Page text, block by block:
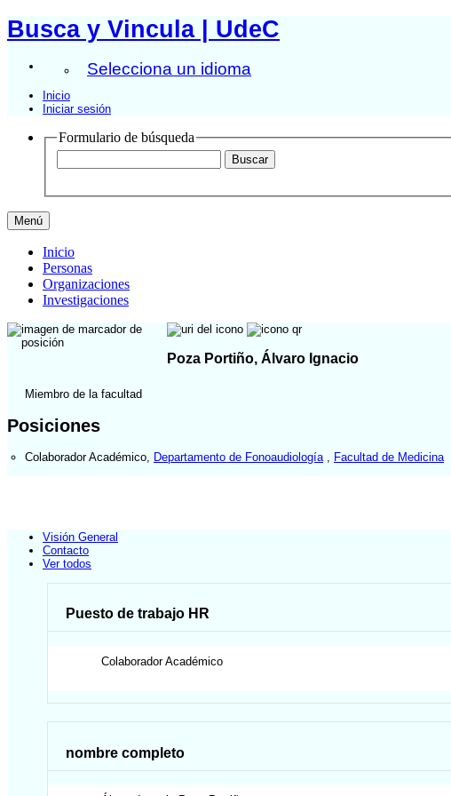
Busca y Vincula | UdeC
Selecciona un idioma
Inicio
Iniciar sesión
Formulario de búsqueda
Menú
Inicio
Personas
Organizaciones
Investigaciones
Poza Portiño, Álvaro Ignacio
Miembro de la facultad
Posiciones
Colaborador Académico Departamento de Fonoaudiología Facultad de Medicina
Visión General
Contacto
Ver todos
Puesto de trabajo HR
Colaborador Académico
nombre completo